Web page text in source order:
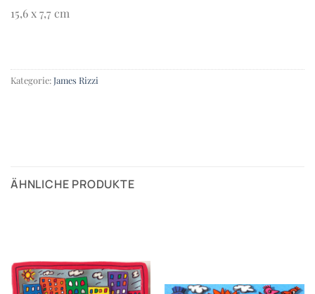
15,6 x 7,7 cm
Kategorie:James Rizzi
ÄHNLICHE PRODUKTE